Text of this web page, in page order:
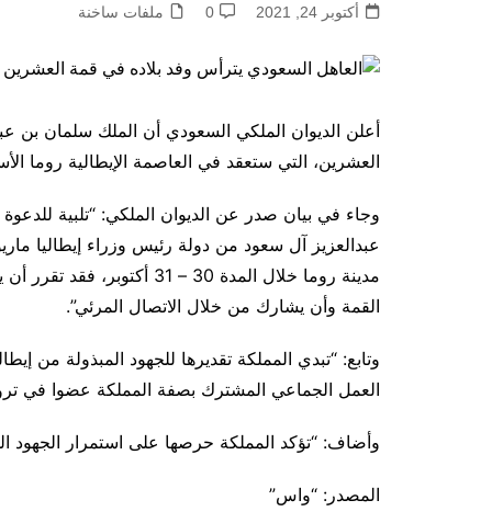
أكتوبر 24, 2021 0 ملفات ساخنة
أعلن الديوان الملكي السعودي أن الملك سلمان
العشرين، التي ستعقد في العاصمة الإيطالية روما
وجاء في بيان صدر عن الديوان الملكي: “تلبية
عبدالعزيز آل سعود من دولة رئيس وزراء إيطاليا
مدينة روما خلال المدة 30
القمة وأن يشارك من خلال الاتصال المرئي”.
وتابع: “تبدي المملكة تقديرها للجهود المبذولة من
العمل الجماعي المشترك بصفة المملكة عضوا في
وأضاف: “تؤكد المملكة حرصها على استمرار الجهود
المصدر: “واس”